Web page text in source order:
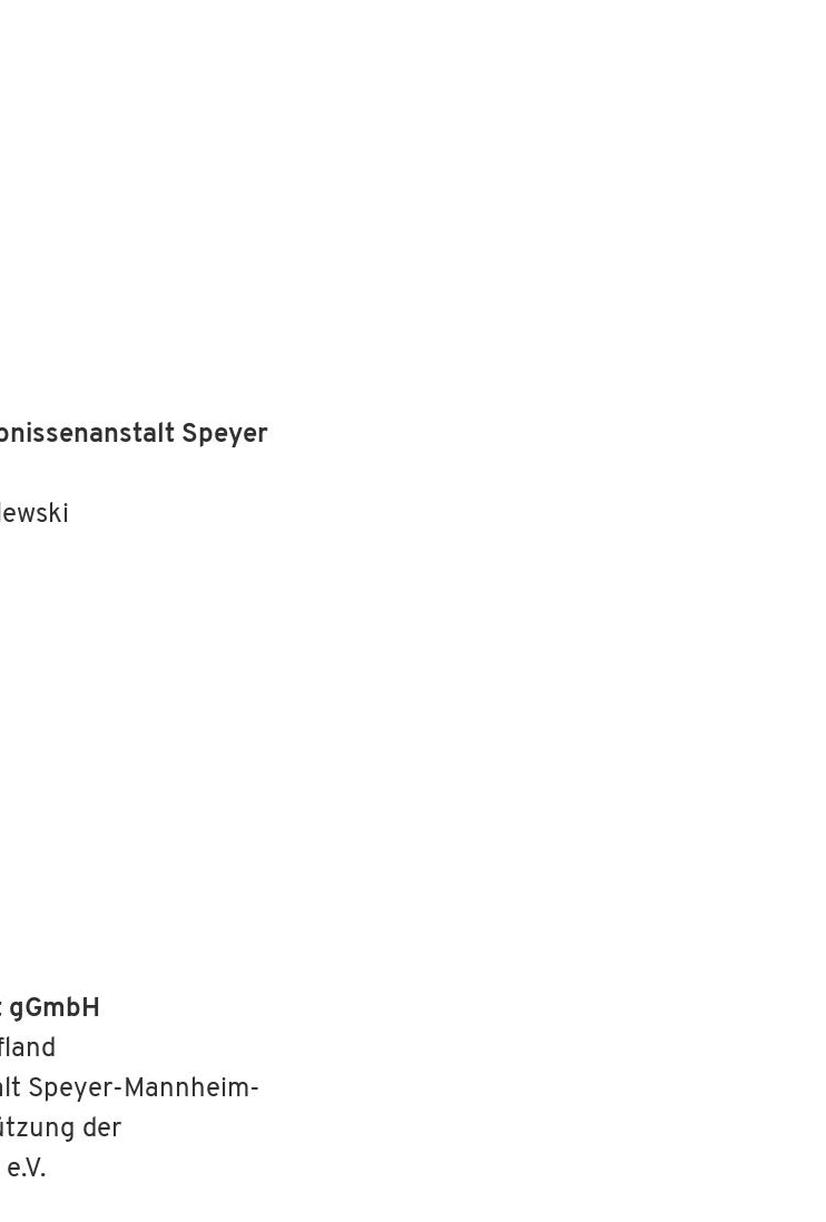
Speyer
Speyer-Mannheim-
der